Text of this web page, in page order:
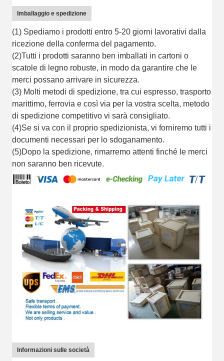
Imballaggio e spedizione
(1) Spediamo i prodotti entro 5-20 giorni lavorativi dalla
ricezione della conferma del pagamento.
(2)Tutti i prodotti saranno ben imballati in cartoni o
scatole di legno robuste, in modo da garantire che le
merci possano arrivare in sicurezza.
(3) Molti metodi di spedizione, tra cui espresso, trasporto
marittimo, ferrovia e così via per la vostra scelta, metodo
di spedizione competitivo vi sarà consigliato.
(4)Se si va con il proprio spedizionista, vi forniremo tutti i
documenti necessari per lo sdoganamento.
(5)Dopo la spedizione, rimarremo attenti finché le merci
non saranno ben ricevute.
Informazioni sulle società